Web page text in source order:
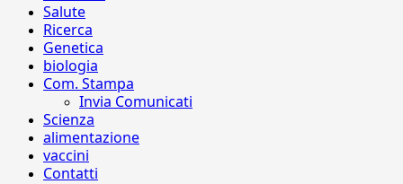
Salute
Ricerca
Genetica
biologia
Com. Stampa
Invia Comunicati
Scienza
alimentazione
vaccini
Contatti